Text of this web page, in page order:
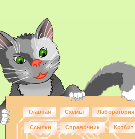
Главная Схемы Лаборатория
Ссылки Справочник КотАрт